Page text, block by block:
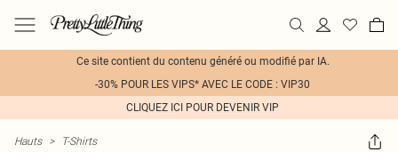
Ce site contient du contenu généré ou modifié par IA.
-30% POUR LES VIPS* AVEC LE CODE : VIP30
CLIQUEZ ICI POUR DEVENIR VIP
Hauts > T-Shirts